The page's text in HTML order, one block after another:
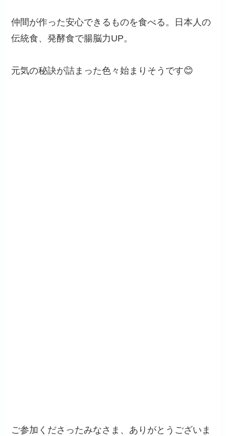
仲間が作った安心できるものを食べる。日本人の
伝統食、発酵食で腸脳力UP。
元気の秘訣が詰まった色々始まりそうです😊
ご参加くださったみなさま、ありがとうございま